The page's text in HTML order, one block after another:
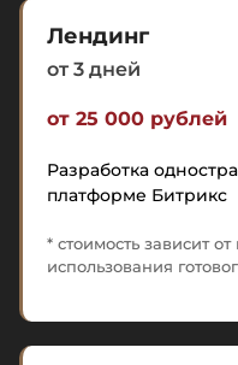
Лендинг
от 3 дней
от 25 000 рублей
Разработка
платформе Битрикс
* стоимость зависит
использования